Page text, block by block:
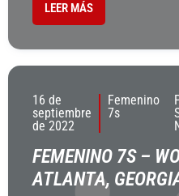
LEER MÁS
16 de
septiembre
de 2022
Femenino
7s
FEMENINO 7S –
ATLANTA,